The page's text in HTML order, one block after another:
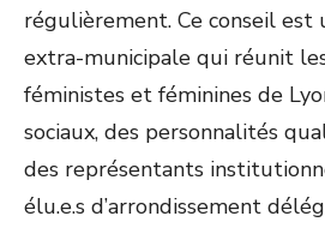
régulièrement. Ce conseil est
extra-municipale qui réunit
féministes et féminines de
sociaux, des personnalités
des représentants
élu.e.s d’arrondissement